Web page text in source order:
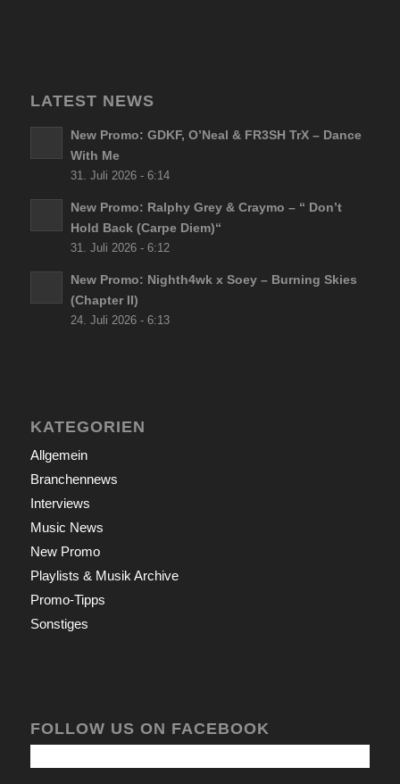
LATEST NEWS
New Promo: GDKF, O’Neal & FR3SH TrX – Dance
With Me
31. Juli 2026 - 6:14
New Promo: Ralphy Grey & Craymo – “ Don’t
Hold Back (Carpe Diem)“
31. Juli 2026 - 6:12
New Promo: Nighth4wk x Soey – Burning Skies
(Chapter II)
24. Juli 2026 - 6:13
KATEGORIEN
Allgemein
Branchennews
Interviews
Music News
New Promo
Playlists & Musik Archive
Promo-Tipps
Sonstiges
FOLLOW US ON FACEBOOK